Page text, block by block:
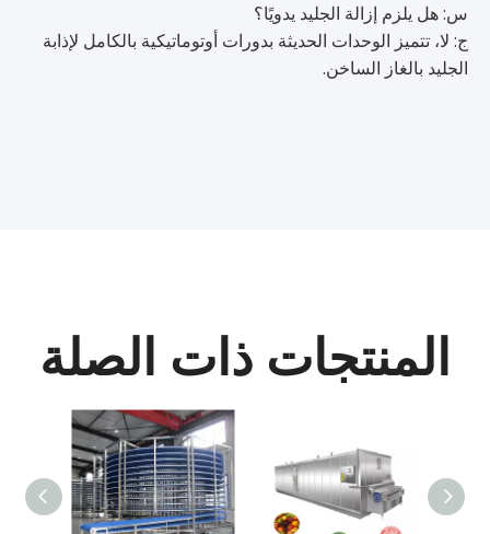
س: هل يلزم إزالة الجليد يدويًا؟
ج: لا، تتميز الوحدات الحديثة بدورات أوتوماتيكية بالكامل لإذابة
الجليد بالغاز الساخن.
المنتجات ذات الصلة